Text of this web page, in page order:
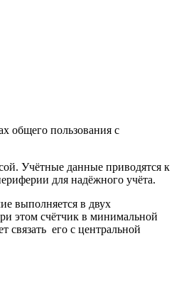
общего пользования с
Учётные данные приводятся к
для надёжного учёта.
выполняется в двух
этом счётчик в минимальной
связать его с центральной